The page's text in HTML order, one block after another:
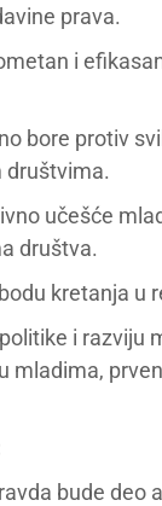
prava.
i
bore protiv
društvima.
učešće
društva.
kretanja u
i razviju
mladima,
bude deo